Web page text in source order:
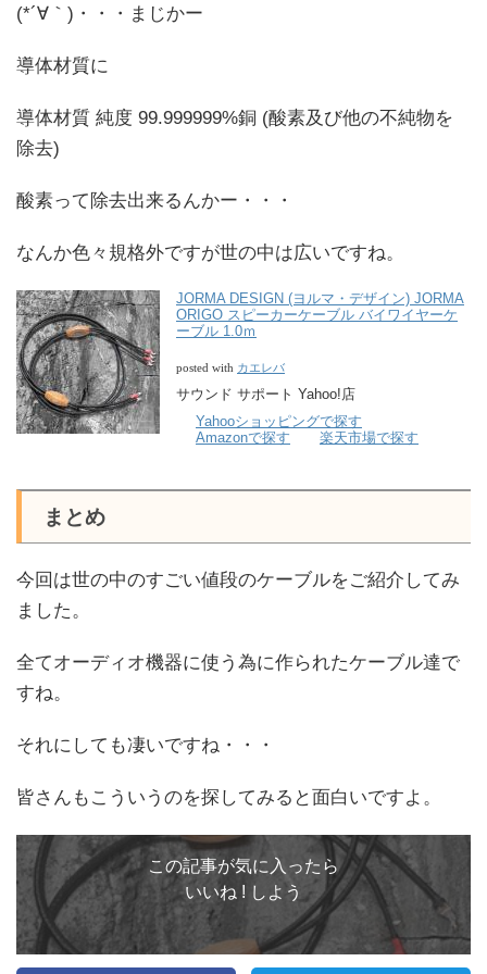
(*´∀｀)・・・まじかー
導体材質に
導体材質 純度 99.999999%銅 (酸素及び他の不純物を
除去)
酸素って除去出来るんかー・・・
なんか色々規格外ですが世の中は広いですね。
JORMA DESIGN (ヨルマ・デザイン) JORMA
ORIGO スピーカーケーブル バイワイヤーケ
ーブル 1.0ｍ
posted with カエレバ
サウンド サポート Yahoo!店
Yahooショッピングで探す
Amazonで探す
楽天市場で探す
まとめ
今回は世の中のすごい値段のケーブルをご紹介してみ
ました。
全てオーディオ機器に使う為に作られたケーブル達で
すね。
それにしても凄いですね・・・
皆さんもこういうのを探してみると面白いですよ。
この記事が気に入ったら
いいね ! しよう